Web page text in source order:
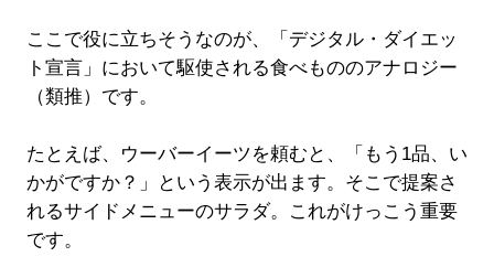
ここで役に立ちそうなのが、「デジタル・ダイエッ
ト宣言」において駆使される食べもののアナロジー
（類推）です。
たとえば、ウーバーイーツを頼むと、「もう1品、い
かがですか？」という表示が出ます。そこで提案さ
れるサイドメニューのサラダ。これがけっこう重要
です。